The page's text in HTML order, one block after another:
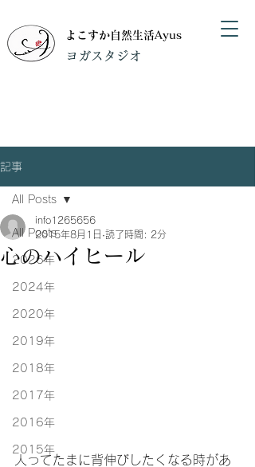
よこすか自然生活Ayus
​ヨガスタジオ
記事
All Posts
2026年
2024年
2020年
2019年
2018年
2017年
2016年
2015年
All Posts
心のハイヒール
info1265656
2015年8月1日 読了時間: 2分
人ってたまに背伸びしたくなる時があ